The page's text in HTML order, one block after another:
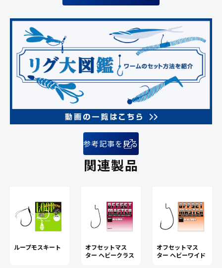
参考記事を見る
関連製品
ループモスキート
オフセットマス
ター ヘビークラス
オフセットマス
ター ヘビーワイド